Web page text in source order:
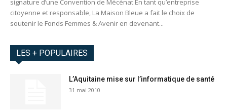
signature d’une Convention de Mécénat En tant qu’entreprise
citoyenne et responsable, La Maison Bleue a fait le choix de
soutenir le Fonds Femmes & Avenir en devenant...
LES + POPULAIRES
L’Aquitaine mise sur l’informatique de santé
31 mai 2010